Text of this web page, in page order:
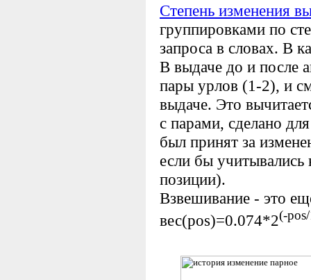
Степень изменения
группировками по
запроса в словах. В
В выдаче до и после
пары урлов (1-2), и
выдаче. Это
с парами, сделано
был принят за
если бы
позиции).
Взвешивание - это
вес(pos)=0.074*2(-